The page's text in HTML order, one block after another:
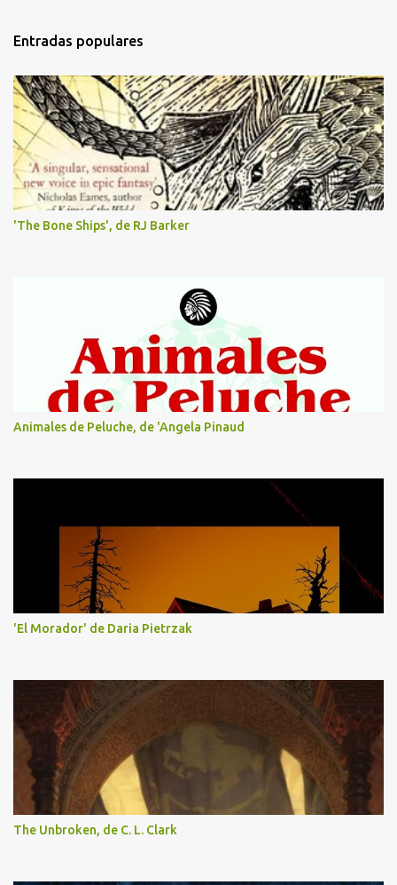
i
r
u
n
c
o
m
e
n
t
a
Entradas populares
'The Bone Ships', de RJ Barker
Animales de Peluche, de 'Angela Pinaud
'El Morador' de Daria Pietrzak
The Unbroken, de C. L. Clark